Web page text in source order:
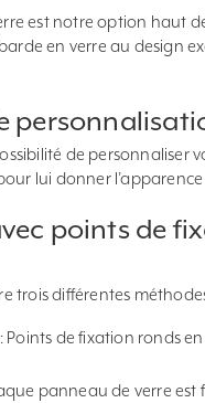
est notre option haut
en verre au design
de personnaliser
lui donner
points de
trois différentes
Points de fixation ronds
panneau de verre